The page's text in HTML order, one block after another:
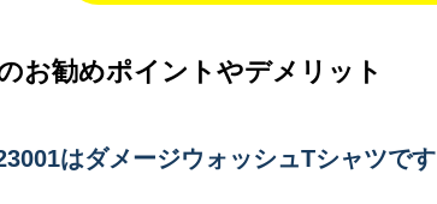
お勧めポイントやデメリット
はダメージウォッシュTシャツです